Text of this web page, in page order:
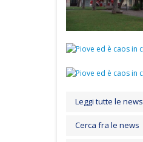
Leggi tutte le news
Cerca fra le news